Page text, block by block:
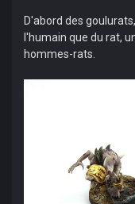
D'abord des
l'humain que du rat,
hommes-rats.